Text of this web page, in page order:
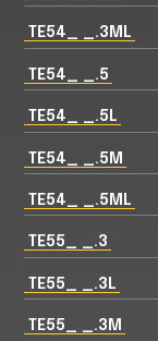
TE54_ _.3ML
TE54_ _.5
TE54_ _.5L
TE54_ _.5M
TE54_ _.5ML
TE55_ _.3
TE55_ _.3L
TE55_ _.3M